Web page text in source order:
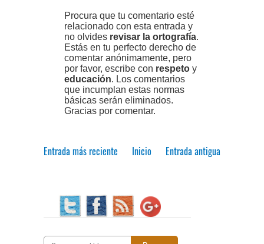
Procura que tu comentario esté
relacionado con esta entrada y
no olvides revisar la ortografía.
Estás en tu perfecto derecho de
comentar anónimamente, pero
por favor, escribe con respeto y
educación. Los comentarios
que incumplan estas normas
básicas serán eliminados.
Gracias por comentar.
Entrada más reciente Entrada antigua
Inicio